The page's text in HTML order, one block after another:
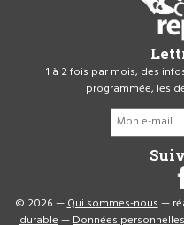
1 à 2 fois par mois, des
programmée, les
© 2026 —Qui sommes-nous—
durable—Données personnelles